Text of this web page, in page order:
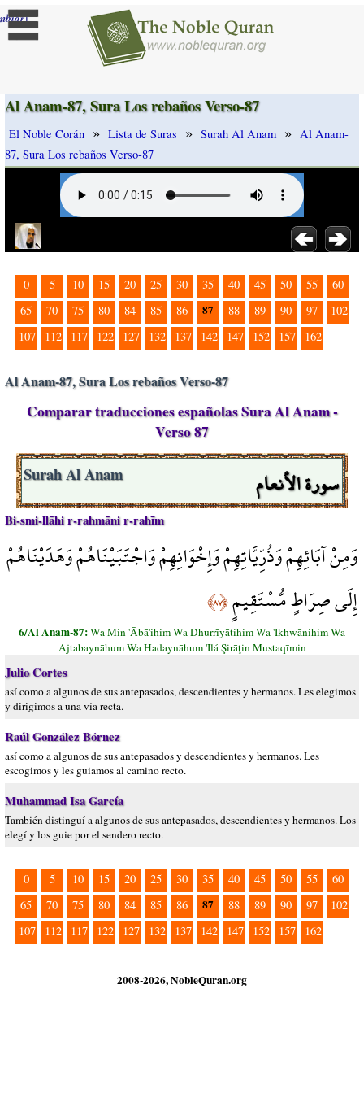
]
Al Anam-87, Sura Los rebaños Verso-87
El Noble Corán » Lista de Suras » Surah Al Anam » Al Anam-
87, Sura Los rebaños Verso-87
0 5 10 15 20 25 30 35 40 45 50 55
60
65
70 75 80 84 85 86 87 88 89 90 97
102
107
112 117 122 127 132 137 142 147 152 157 162
Al Anam-87, Sura Los rebaños Verso-87
Comparar traducciones españolas Sura Al Anam -
Verso 87
سورة الأنعام Surah Al Anam
Bi-smi-llāhi r-rahmāni r-rahīm
وَمِنْ آبَائِهِمْ وَذُرِّيَّاتِهِمْ وَإِخْوَانِهِمْ وَاجْتَبَيْنَاهُمْ وَهَدَيْنَاهُمْ
إِلَى صِرَاطٍ مُّسْتَقِيمٍ﴿٨٧﴾
6/Al Anam-87:Wa Min 'Ābā'ihim Wa Dhurrīyātihim Wa 'Ikhwānihim Wa
Ajtabaynāhum Wa Hadaynāhum 'Ilá Şirāţin Mustaqīmin
Julio Cortes
así como a algunos de sus antepasados, descendientes y hermanos. Les elegimos
y dirigimos a una vía recta.
Raúl González Bórnez
así como a algunos de sus antepasados y descendientes y hermanos. Les
escogimos y les guiamos al camino recto.
Muhammad Isa García
También distinguí a algunos de sus antepasados, descendientes y hermanos. Los
elegí y los guie por el sendero recto.
0 5 10 15 20 25 30 35 40 45 50 55
60
65
70 75 80 84 85 86 87 88 89 90 97
102
107
112 117 122 127 132 137 142 147 152 157 162
2008-2026, NobleQuran.org